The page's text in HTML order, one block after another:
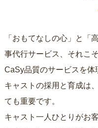
「おもてなしの心」と「
事代行サービス、それこ
CaSy品質のサービスを体
キャストの採用と育成は、
ても重要です。
キャスト一人ひとりがお